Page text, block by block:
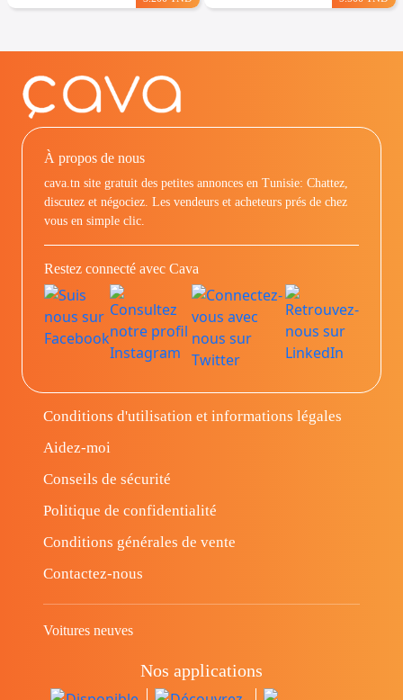
À propos de nous
cava.tn site gratuit des petites annonces en Tunisie: Chattez,
discutez et négociez. Les vendeurs et acheteurs prés de chez
vous en simple clic.
Restez connecté avec Cava
Conditions d'utilisation et informations légales
Aidez-moi
Conseils de sécurité
Politique de confidentialité
Conditions générales de vente
Contactez-nous
Voitures neuves
Nos applications